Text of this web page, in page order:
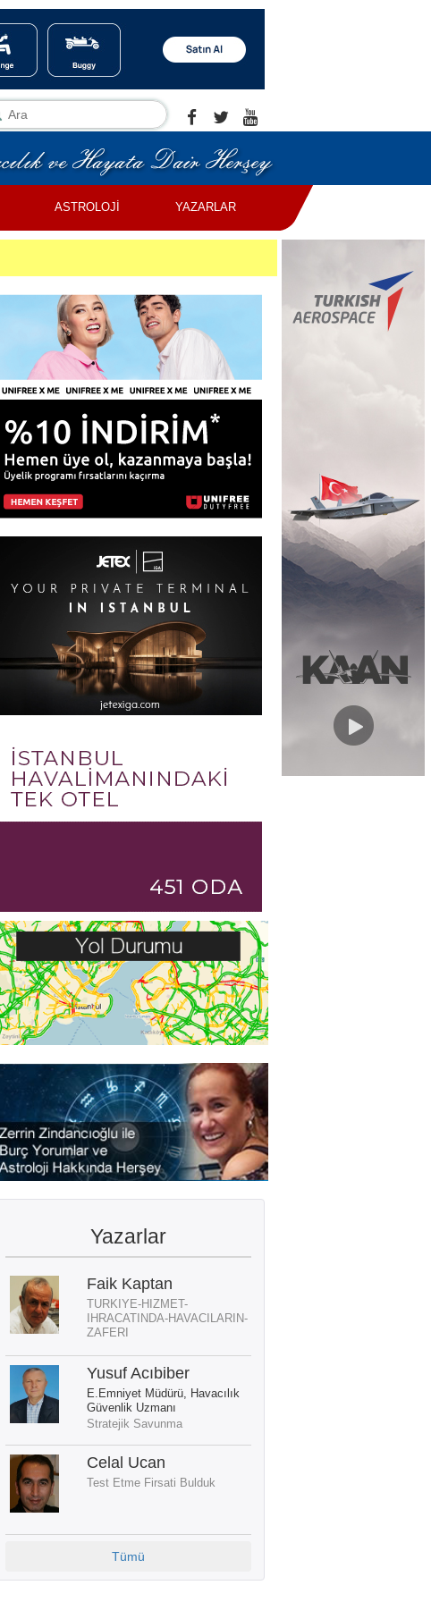
ASTROLOJİ YAZARLAR
Yazarlar
Faik Kaptan
TURKIYE-HIZMET-
IHRACATINDA-HAVACILARIN-
ZAFERI
Yusuf Acıbiber
E.Emniyet Müdürü, Havacılık
Güvenlik Uzmanı
Stratejik Savunma
Celal Ucan
Test Etme Firsati Bulduk
Tümü